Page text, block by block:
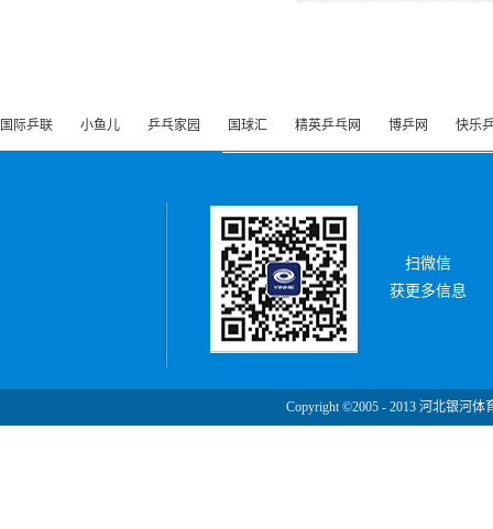
国际乒联 小鱼儿 乒乓家园 国球汇 精英乒乓网 博乒网 快乐
扫微信
获更多信息
Copyright ©2005 - 2013 河北银河体